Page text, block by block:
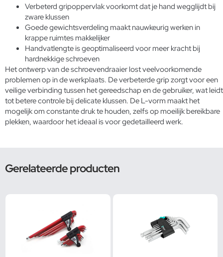
Verbeterd gripoppervlak voorkomt dat je hand wegglijdt bij
zware klussen
Goede gewichtsverdeling maakt nauwkeurig werken in
krappe ruimtes makkelijker
Handvatlengte is geoptimaliseerd voor meer kracht bij
hardnekkige schroeven
Het ontwerp van de schroevendraaier lost veelvoorkomende
problemen op in de werkplaats. De verbeterde grip zorgt voor een
veilige verbinding tussen het gereedschap en de gebruiker, wat leidt
tot betere controle bij delicate klussen. De L-vorm maakt het
mogelijk om constante druk te houden, zelfs op moeilijk bereikbare
plekken, waardoor het ideaal is voor gedetailleerd werk.
Gerelateerde producten